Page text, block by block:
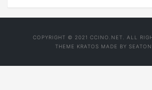
COPYRIGHT © 2021 CCINO.NET. ALL
THEME KRATOS MADE BY